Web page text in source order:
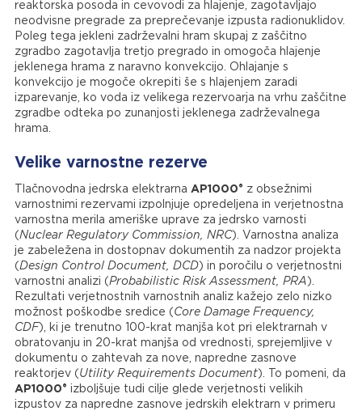
reaktorska posoda in cevovodi za hlajenje, zagotavljajo
neodvisne pregrade za preprečevanje izpusta radionuklidov.
Poleg tega jekleni zadrževalni hram skupaj z zaščitno
zgradbo zagotavlja tretjo pregrado in omogoča hlajenje
jeklenega hrama z naravno konvekcijo. Ohlajanje s
konvekcijo je mogoče okrepiti še s hlajenjem zaradi
izparevanje, ko voda iz velikega rezervoarja na vrhu zaščitne
zgradbe odteka po zunanjosti jeklenega zadrževalnega
hrama.
Velike varnostne rezerve
Tlačnovodna jedrska elektrarna AP1000® z obsežnimi
varnostnimi rezervami izpolnjuje opredeljena in verjetnostna
varnostna merila ameriške uprave za jedrsko varnosti
(Nuclear Regulatory Commission, NRC). Varnostna analiza
je zabeležena in dostopnav dokumentih za nadzor projekta
(Design Control Document, DCD) in poročilu o verjetnostni
varnostni analizi (Probabilistic Risk Assessment, PRA ).
Rezultati verjetnostnih varnostnih analiz kažejo zelo nizko
možnost poškodbe sredice ( Core Damage Frequency,
CDF), ki je trenutno 100-krat manjša kot pri elektrarnah v
obratovanju in 20-krat manjša od vrednosti, sprejemljive v
dokumentu o zahtevah za nove, napredne zasnove
reaktorjev ( Utility Requirements Document). To pomeni, da
AP1000® izboljšuje tudi cilje glede verjetnosti velikih
izpustov za napredne zasnove jedrskih elektrarn v primeru